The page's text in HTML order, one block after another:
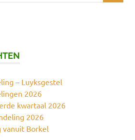
– Luyksgestel
2026
kwartaal 2026
2026
vanuit Borkel